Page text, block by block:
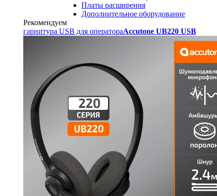
Платы расширения
Дополнительное оборудование
Рекомендуем
гарнитура USB для оператораAccutone UB220 USB